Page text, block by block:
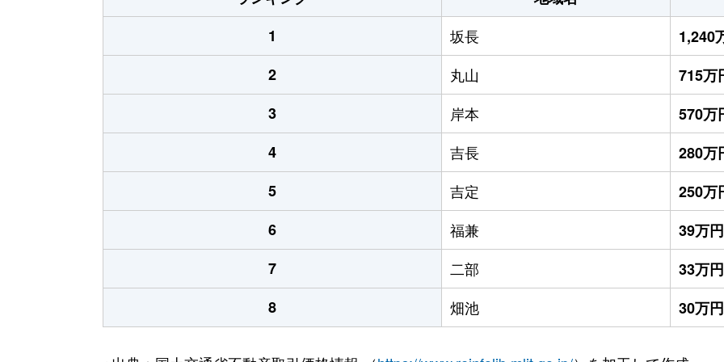
1
坂長
1,240
2
丸山
715万
3
岸本
570万
4
吉長
280万
5
吉定
250万
6
福兼
39万円
7
二部
33万円
8
畑池 30万円